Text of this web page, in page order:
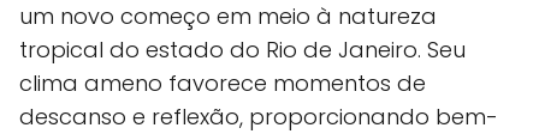
um novo começo em meio à natureza
tropical do estado do Rio de Janeiro. Seu
clima ameno favorece momentos de
descanso e reflexão, proporcionando bem-